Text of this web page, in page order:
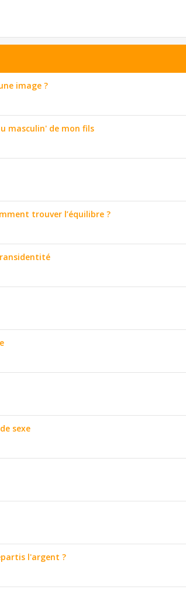
image ?
masculin' de mon fils
trouver l’équilibre ?
sexe
l'argent ?